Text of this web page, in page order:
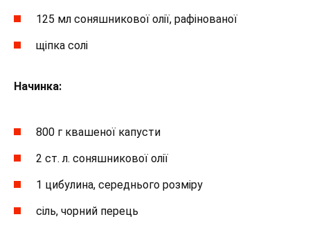
125 мл соняшникової олії, рафінованої
щіпка солі
Начинка:
800 г квашеної капусти
2 ст. л. соняшникової олії
1 цибулина, середнього розміру
сіль, чорний перець